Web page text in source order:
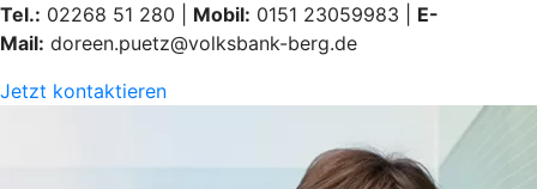
Tel.: 02268 51 280 | Mobil: 0151 23059983 | E-
Mail: doreen.puetz@volksbank-berg.de
Jetzt kontaktieren